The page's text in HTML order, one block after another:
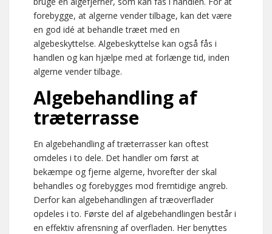
forebygge, at algerne vender tilbage, kan det være
en god idé at behandle træet med en
algebeskyttelse. Algebeskyttelse kan også fås i
handlen og kan hjælpe med at forlænge tid, inden
algerne vender tilbage.
Algebehandling af
træterrasse
En algebehandling af træterrasser kan oftest
omdeles i to dele. Det handler om først at
bekæmpe og fjerne algerne, hvorefter der skal
behandles og forebygges mod fremtidige angreb.
Derfor kan algebehandlingen af træoverflader
opdeles i to. Første del af algebehandlingen består i
en effektiv afrensning af overfladen. Her benyttes